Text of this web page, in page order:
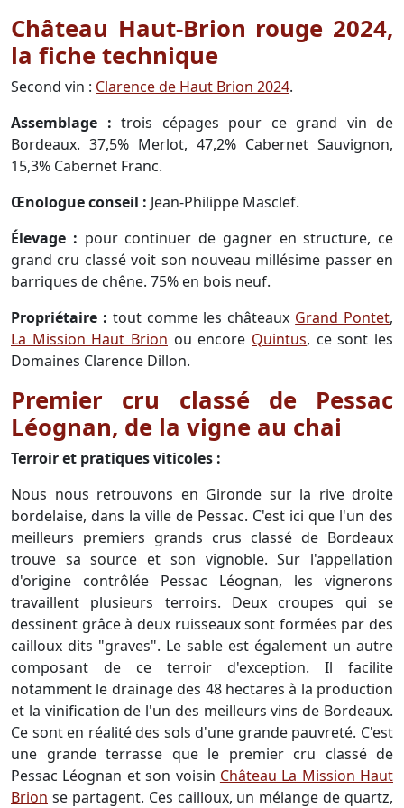
Château Haut-Brion rouge 2024,
la fiche technique
Second vin : Clarence de Haut Brion 2024.
Assemblage : trois cépages pour ce grand vin de
Bordeaux. 37,5% Merlot, 47,2% Cabernet Sauvignon,
15,3% Cabernet Franc.
Œnologue conseil : Jean-Philippe Masclef.
Élevage : pour continuer de gagner en structure, ce
grand cru classé voit son nouveau millésime passer en
barriques de chêne. 75% en bois neuf.
Propriétaire : tout comme les châteaux Grand Pontet,
La Mission Haut Brion ou encore Quintus, ce sont les
Domaines Clarence Dillon.
Premier cru classé de Pessac
Léognan, de la vigne au chai
Terroir et pratiques viticoles :
Nous nous retrouvons en Gironde sur la rive droite
bordelaise, dans la ville de Pessac. C'est ici que l'un des
meilleurs premiers grands crus classé de Bordeaux
trouve sa source et son vignoble. Sur l'appellation
d'origine contrôlée Pessac Léognan, les vignerons
travaillent plusieurs terroirs. Deux croupes qui se
dessinent grâce à deux ruisseaux sont formées par des
cailloux dits "graves". Le sable est également un autre
composant de ce terroir d'exception. Il facilite
notamment le drainage des 48 hectares à la production
et la vinification de l'un des meilleurs vins de Bordeaux.
Ce sont en réalité des sols d'une grande pauvreté. C'est
une grande terrasse que le premier cru classé de
Pessac Léognan et son voisin Château La Mission Haut
Brion se partagent. Ces cailloux, un mélange de quartz,